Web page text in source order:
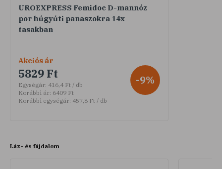
UROEXPRESS Femidoc D-mannóz
por húgyúti panaszokra 14x
tasakban
Akciós ár
5829 Ft
Egységár: 416,4 Ft / db
Korábbi ár: 6409 Ft
Korábbi egységár: 457,8 Ft / db
-9%
Láz- és fájdalom